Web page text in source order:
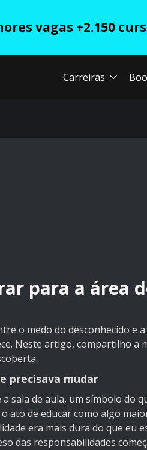
vagas +2.150
Carreiras
para a área
o medo do desconhecido e
Neste artigo, compartilho a
precisava mudar
sala de aula, um símbolo do
ato de educar como algo
era mais dura do que eu
das responsabilidades